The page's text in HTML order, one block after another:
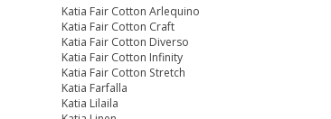
Katia Fair Cotton Arlequino
Katia Fair Cotton Craft
Katia Fair Cotton Diverso
Katia Fair Cotton Infinity
Katia Fair Cotton Stretch
Katia Farfalla
Katia Lilaila